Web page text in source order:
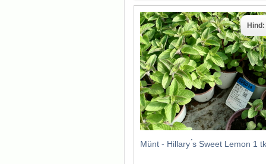
Münt - Hillary ́s Sweet Lemon 1
Hind: